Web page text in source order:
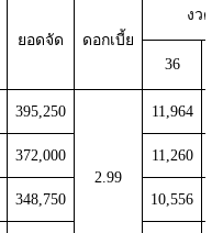
ยอดจัด ดอกเบี้ย
งวด/
36
395,250
2.99
11,964
372,000 11,260
348,750 10,556